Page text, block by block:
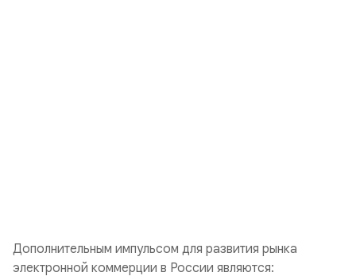
Дополнительным импульсом для развития рынка
электронной коммерции в России являются: